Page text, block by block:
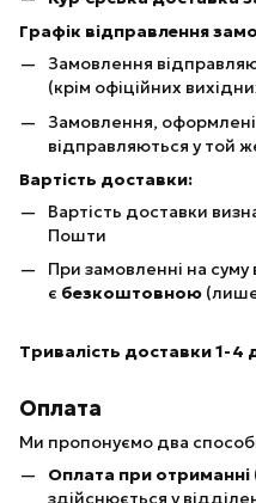
Графік відправлення
Замовлення
(крім офіційних
Замовлення,
відправляються у той
Вартість доставки:
Вартість доставки
Пошти
При замовленні на суму
є безкоштовною (лише
Тривалість доставки 1-4
Оплата
Ми пропонуємо два
Оплата при
здійснюється у